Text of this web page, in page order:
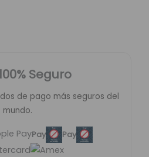
Seguro
de pago más seguros del
mundo.
Pay Pay